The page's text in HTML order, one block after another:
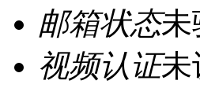
邮箱状态未
视频认证未